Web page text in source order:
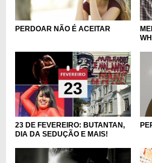
PERDOAR NÃO É ACEITAR
23 DE FEVEREIRO: BUTANTAN,
DIA DA SEDUÇÃO E MAIS!